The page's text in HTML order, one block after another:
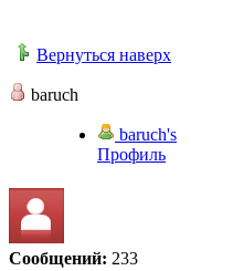
Вернуться наверх
baruch
baruch's
Профиль
Сообщений: 233